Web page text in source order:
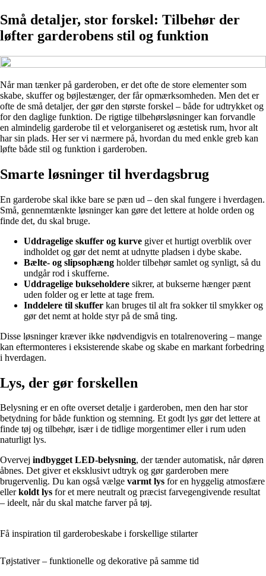
Små detaljer, stor forskel: Tilbehør der
løfter garderobens stil og funktion
Når man tænker på garderoben, er det ofte de store elementer som
skabe, skuffer og bøjlestænger, der får opmærksomheden. Men det er
ofte de små detaljer, der gør den største forskel – både for udtrykket og
for den daglige funktion. De rigtige tilbehørsløsninger kan forvandle
en almindelig garderobe til et velorganiseret og æstetisk rum, hvor alt
har sin plads. Her ser vi nærmere på, hvordan du med enkle greb kan
løfte både stil og funktion i garderoben.
Smarte løsninger til hverdagsbrug
En garderobe skal ikke bare se pæn ud – den skal fungere i hverdagen.
Små, gennemtænkte løsninger kan gøre det lettere at holde orden og
finde det, du skal bruge.
Uddragelige skuffer og kurve giver et hurtigt overblik over
indholdet og gør det nemt at udnytte pladsen i dybe skabe.
Bælte- og slipsophæng holder tilbehør samlet og synligt, så du
undgår rod i skufferne.
Uddragelige bukseholdere sikrer, at bukserne hænger pænt
uden folder og er lette at tage frem.
Inddelere til skuffer kan bruges til alt fra sokker til smykker og
gør det nemt at holde styr på de små ting.
Disse løsninger kræver ikke nødvendigvis en totalrenovering – mange
kan eftermonteres i eksisterende skabe og skabe en markant forbedring
i hverdagen.
Lys, der gør forskellen
Belysning er en ofte overset detalje i garderoben, men den har stor
betydning for både funktion og stemning. Et godt lys gør det lettere at
finde tøj og tilbehør, især i de tidlige morgentimer eller i rum uden
naturligt lys.
Overvej indbygget LED-belysning, der tænder automatisk, når døren
åbnes. Det giver et eksklusivt udtryk og gør garderoben mere
brugervenlig. Du kan også vælge varmt lys for en hyggelig atmosfære
ellerkoldt lys for et mere neutralt og præcist farvegengivende resultat
– ideelt, når du skal matche farver på tøj.
Få inspiration til garderobeskabe i forskellige stilarter
Tøjstativer – funktionelle og dekorative på samme tid